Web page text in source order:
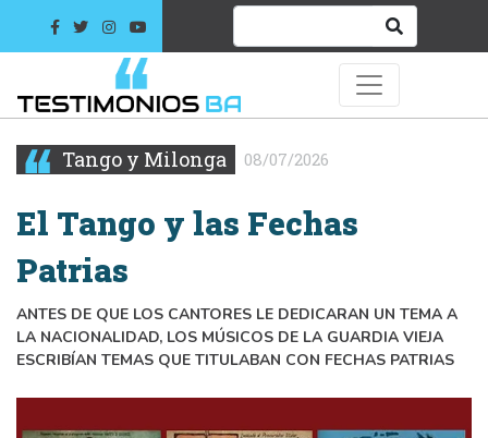
Tango y Milonga 08/07/2026
El Tango y las Fechas
Patrias
ANTES DE QUE LOS CANTORES LE DEDICARAN UN TEMA A
LA NACIONALIDAD, LOS MÚSICOS DE LA GUARDIA VIEJA
ESCRIBÍAN TEMAS QUE TITULABAN CON FECHAS PATRIAS